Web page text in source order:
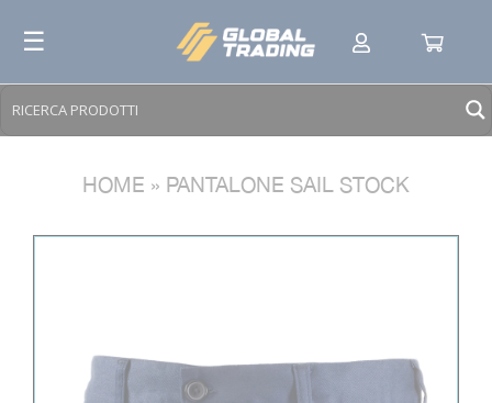
content
☰
HOME » PANTALONE SAIL STOCK